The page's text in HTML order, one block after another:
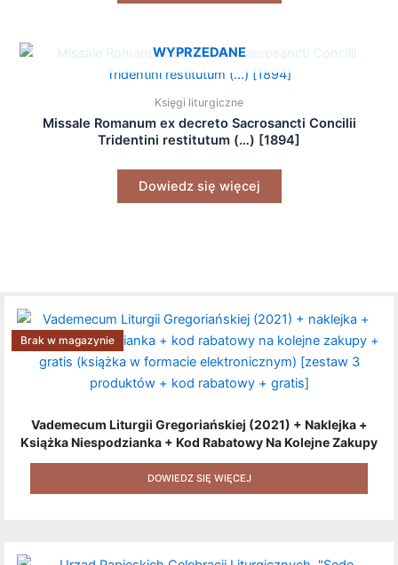
WYPRZEDANE
Księgi liturgiczne
Missale Romanum ex decreto Sacrosancti Concilii
Tridentini restitutum (…) [1894]
Dowiedz się więcej
Vademecum Liturgii Gregoriańskiej (2021) + Naklejka +
Książka Niespodzianka + Kod Rabatowy Na Kolejne Zakupy
+ Gratis (książka W Formacie Elektronicznym) [zestaw 3
Produktów + Kod Rabatowy + Gratis]
Brak w magazynie
DOWIEDZ SIĘ WIĘCEJ